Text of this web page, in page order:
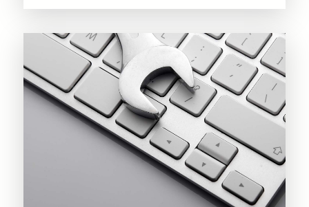
przez
zaufany
w
nocy
z
8
na
9
sierpnia